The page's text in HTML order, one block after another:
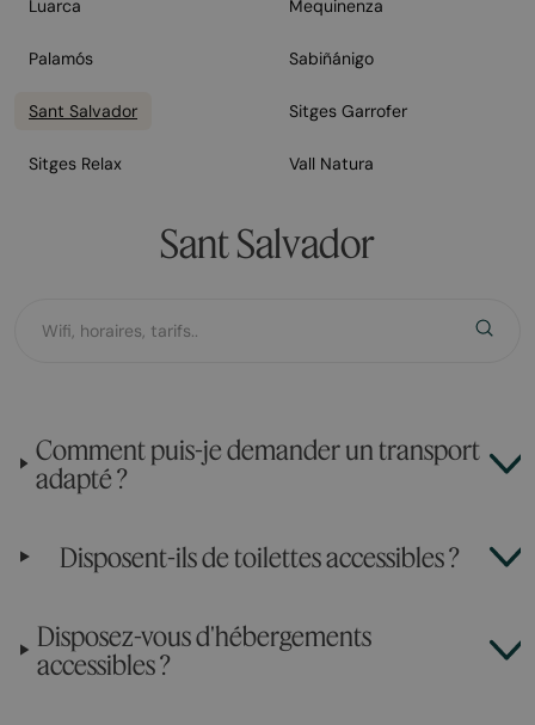
Luarca Mequinenza
Palamós Sabiñánigo
Sant Salvador Sitges Garrofer
Sitges Relax Vall Natura
Sant Salvador
Comment puis-je demander un transport
adapté ?
Disposent-ils de toilettes accessibles ?
Disposez-vous d'hébergements
accessibles ?